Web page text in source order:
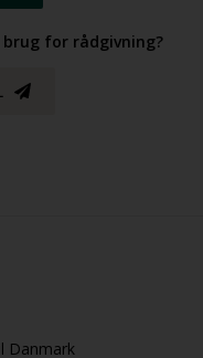
brug for rådgivning?
Danmark